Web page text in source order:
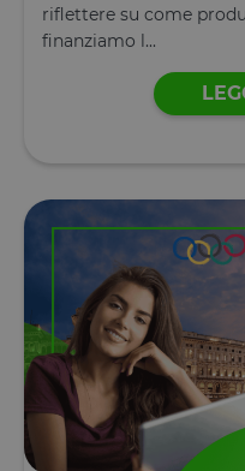
riflettere su come
finanziamo l...